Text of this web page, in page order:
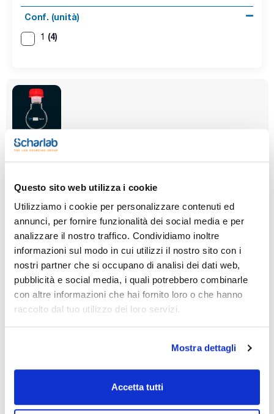
Questo sito web utilizza i cookie
Utilizziamo i cookie per personalizzare contenuti ed
annunci, per fornire funzionalità dei social media e per
analizzare il nostro traffico. Condividiamo inoltre
informazioni sul modo in cui utilizzi il nostro sito con i
nostri partner che si occupano di analisi dei dati web,
pubblicità e social media, i quali potrebbero combinarle
con altre informazioni che hai fornito loro o che hanno
raccolto dal tuo utilizzo dei loro servizi.
Mostra dettagli
Accetta tutti
Conf. (unità)
1 (4)
Codice
Confezionamento
Disponibilità
Controlla le
scorte
1
Codice
ConfezionamentoPrezzo
Controlla le